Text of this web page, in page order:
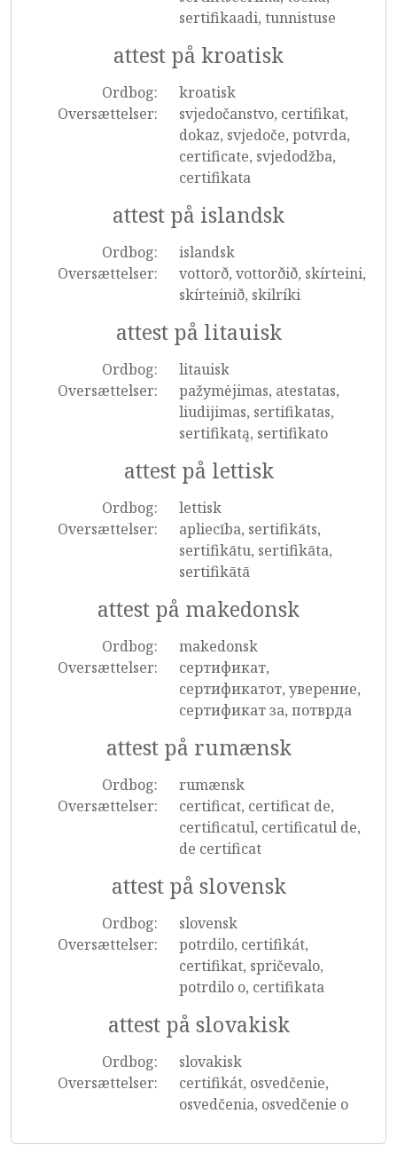
sertifikaadi, tunnistuse
attest på kroatisk
Ordbog:
kroatisk
Oversættelser:
svjedočanstvo, certifikat,
dokaz, svjedoče, potvrda,
certificate, svjedodžba,
certifikata
attest på islandsk
Ordbog:
islandsk
Oversættelser:
vottorð, vottorðið, skírteini,
skírteinið, skilríki
attest på litauisk
Ordbog:
litauisk
Oversættelser:
pažymėjimas, atestatas,
liudijimas, sertifikatas,
sertifikatą, sertifikato
attest på lettisk
Ordbog:
lettisk
Oversættelser:
apliecība, sertifikāts,
sertifikātu, sertifikāta,
sertifikātā
attest på makedonsk
Ordbog:
makedonsk
Oversættelser:
сертификат,
сертификатот, уверение,
сертификат за, потврда
attest på rumænsk
Ordbog:
rumænsk
Oversættelser:
certificat, certificat de,
certificatul, certificatul de,
de certificat
attest på slovensk
Ordbog:
slovensk
Oversættelser:
potrdilo, certifikát,
certifikat, spričevalo,
potrdilo o, certifikata
attest på slovakisk
Ordbog:
slovakisk
Oversættelser:
certifikát, osvedčenie,
osvedčenia, osvedčenie o